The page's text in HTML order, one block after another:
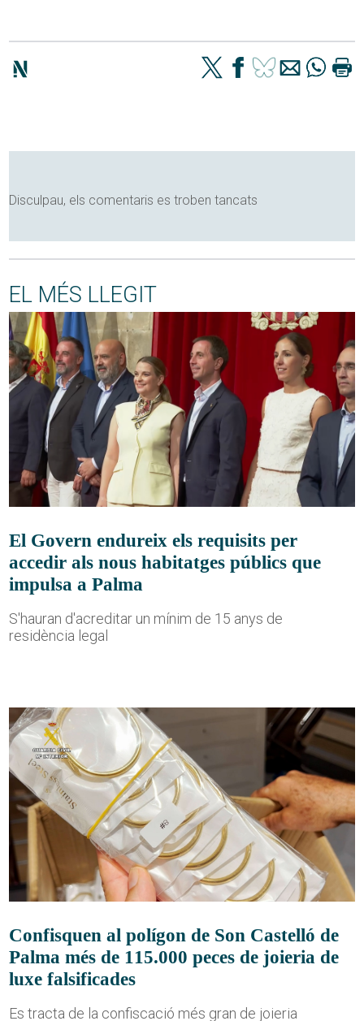
Disculpau, els comentaris es troben tancats
EL MÉS LLEGIT
El Govern endureix els requisits per
accedir als nous habitatges públics que
impulsa a Palma
S'hauran d'acreditar un mínim de 15 anys de
residència legal
Confisquen al polígon de Son Castelló de
Palma més de 115.000 peces de joieria de
luxe falsificades
Es tracta de la confiscació més gran de joieria